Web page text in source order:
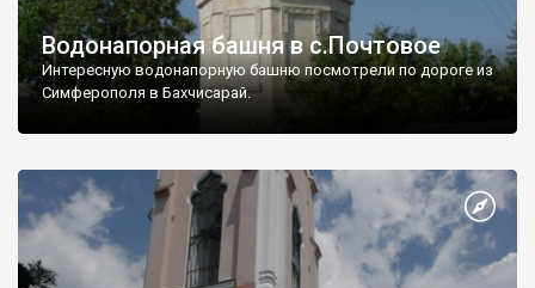
Водонапорная башня в с.Почтовое
Интересную водонапорную башню посмотрели по дороге из
Симферополя в Бахчисарай.